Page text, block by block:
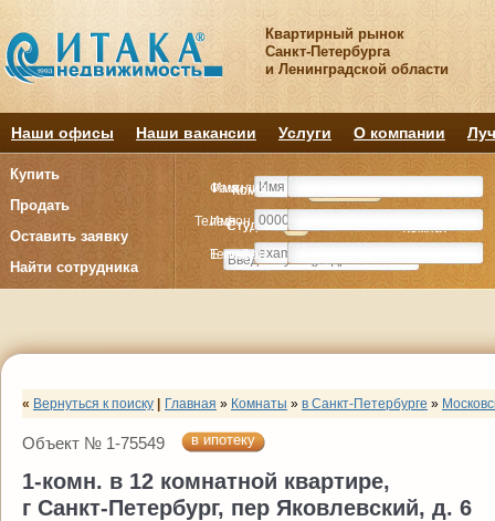
Квартирный рынок
Санкт-Петербурга
и Ленинградской области
Наши офисы Наши вакансии Услуги О компании
Купить
Продать
Оставить заявку
Найти сотрудника
Комнату
Студия Комнат
Комнату
Студия Комнат
Имя
Телефон
E-mail
Фамилия
Имя
Телефон
« Вернуться к поиску Главная » Комнаты » в Санкт-Петербурге »
Объект № 1-75549 в ипотеку
1-комн. в 12 комнатной квартире,
г Санкт-Петербург, пер Яковлевский, д. 6